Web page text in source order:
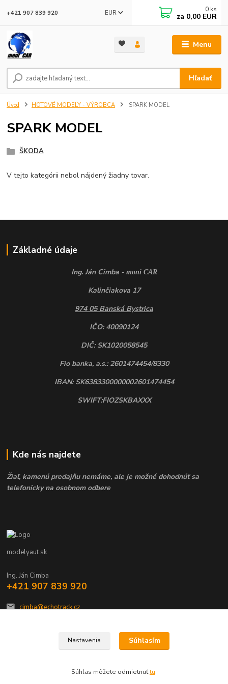
Menu
EUR
Hľadať
+421 907 839 920 0 ks
za 0,00 EUR
Úvod HOTOVÉ MODELY - VÝROBCA SPARK MODEL
SPARK MODEL
ŠKODA
V tejto kategórii nebol nájdený žiadny tovar.
Základné údaje
Ing. Ján Cimba - moni CAR
Kalinčiakova 17
974 05 Banská Bystrica
IČO: 40090124
DIČ: SK1020058545
Fio banka, a.s.: 2601474454/8330
IBAN: SK6383300000002601474454
SWIFT:FIOZSKBAXXX
Kde nás najdete
Žiaľ, kamenú predajňu nemáme, ale je možné dohodnúť sa
telefonicky na osobnom odbere
modelyaut.sk
Ing. Ján Cimba
+421 907 839 920
cimba@echotrack.cz
Nastavenia Súhlasím
Súhlas môžete odmietnuťtu.